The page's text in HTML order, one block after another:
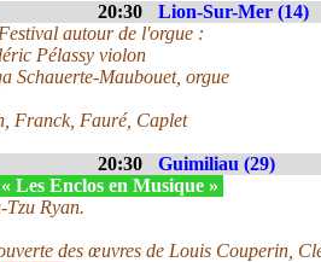
20:30
Lion-Sur-Mer (14)
autour de l'orgue :
Pélassy violon
Schauerte-Maubouet, orgue
Franck, Fauré, Caplet
20:30
Guimiliau (29)
Les Enclos en Musique »
Tzu Ryan.
des œuvres de Louis Couperin,